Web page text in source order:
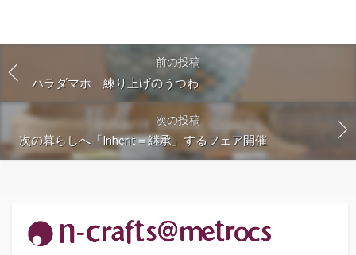
前の投稿
ハラダマホ 練り上げのうつわ
次の投稿
次の暮らしへ「Inherit＝継承」するフェア開催